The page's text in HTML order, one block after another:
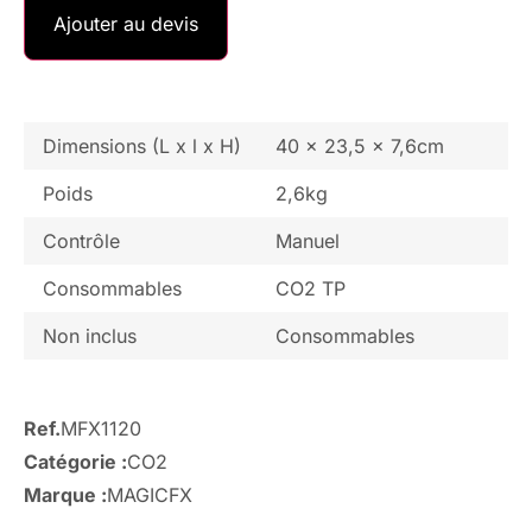
Ajouter au devis
Dimensions (L x l x H)
40 x 23,5 x 7,6cm
Poids
2,6kg
Contrôle
Manuel
Consommables
CO2 TP
Non inclus
Consommables
Ref.MFX1120
Catégorie :CO2
Marque :MAGICFX